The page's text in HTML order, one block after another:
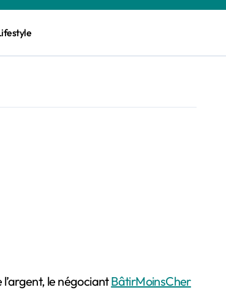
le négociantBâtirMoinsCher